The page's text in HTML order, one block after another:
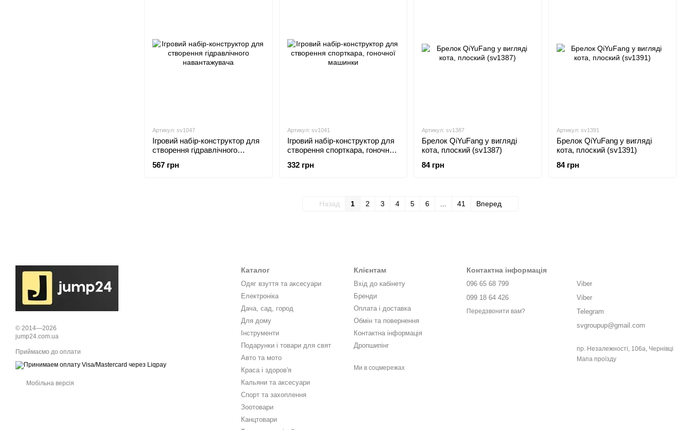
Артикул: sv1047
Ігровий набір-конструктор для
створення гідравлічного
567 грн
Артикул: sv1041
Ігровий набір-конструктор для
створення спорткара, гоночної
332 грн
Артикул: sv1387
Брелок QiYuFang у вигляді
кота, плоский (sv1387)
84 грн
Артикул: sv1391
Брелок QiYuFang у вигляді
кота, плоский (sv1391)
84 грн
Назад 1 2 3 4 5 6 41 Вперед
© 2014—2026
jump24.com.ua
Приймаємо до оплати
Мобільна версія
Каталог
Одяг взуття та аксесуари
Електронiка
Дача, сад, город
Для дому
Інструменти
Подарунки і товари для свят
Авто та мото
Краса і здоров'я
Кальяни та аксесуари
Спорт та захоплення
Зоотовари
Канцтовари
Клієнтам
Вхід до кабінету
Бренди
Оплата і доставка
Обмін та повернення
Контактна інформація
Дропшипінг
Ми в соцмережах
Контактна інформація
096 65 68 799
099 18 64 426
Передзвонити вам?
Viber
Viber
Telegram
svgroupup@gmail.com
пр. Незалежності, 106а, Чернівці
Мапа проїзду